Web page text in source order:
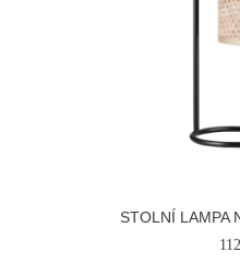
STOLNÍ LAMPA